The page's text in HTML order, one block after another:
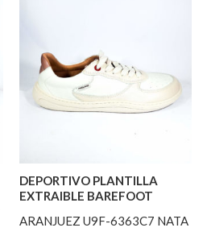
DEPORTIVO PLANTILLA
EXTRAIBLE BAREFOOT
ARANJUEZ U9F-6363C7 NATA